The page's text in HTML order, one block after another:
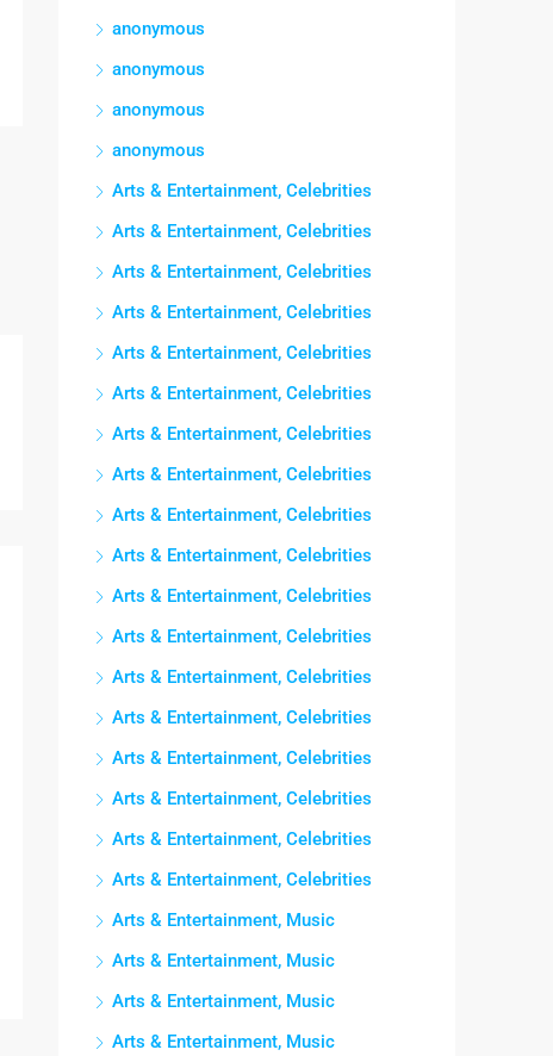
anonymous
anonymous
anonymous
anonymous
Arts & Entertainment, Celebrities
Arts & Entertainment, Celebrities
Arts & Entertainment, Celebrities
Arts & Entertainment, Celebrities
Arts & Entertainment, Celebrities
Arts & Entertainment, Celebrities
Arts & Entertainment, Celebrities
Arts & Entertainment, Celebrities
Arts & Entertainment, Celebrities
Arts & Entertainment, Celebrities
Arts & Entertainment, Celebrities
Arts & Entertainment, Celebrities
Arts & Entertainment, Celebrities
Arts & Entertainment, Celebrities
Arts & Entertainment, Celebrities
Arts & Entertainment, Celebrities
Arts & Entertainment, Celebrities
Arts & Entertainment, Celebrities
Arts & Entertainment, Music
Arts & Entertainment, Music
Arts & Entertainment, Music
Arts & Entertainment, Music